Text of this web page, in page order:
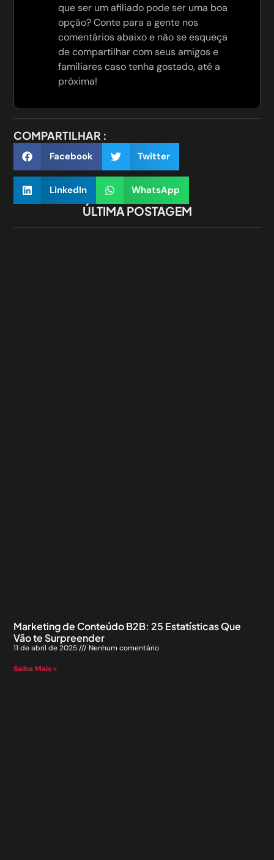
que ser um afiliado pode ser uma boa
opção? Conte para a gente nos
comentários abaixo e não se esqueça
de compartilhar com seus amigos e
familiares caso tenha gostado, até a
próxima!
COMPARTILHAR :
Facebook Twitter
LinkedIn WhatsApp
ÚLTIMA POSTAGEM
Marketing de Conteúdo B2B: 25 Estatísticas Que
Vão te Surpreender
11 de abril de 2025 Nenhum comentário
Saiba Mais »